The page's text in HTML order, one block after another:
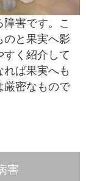
害です。こ
のと果実へ影
く紹介して
ば果実へも
厳密なもので
害